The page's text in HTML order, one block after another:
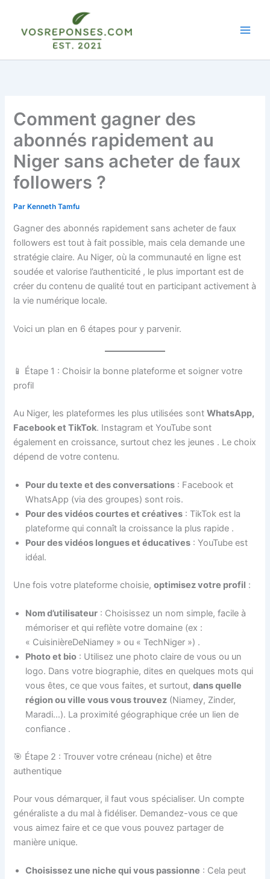
contenu
Comment gagner des
abonnés rapidement au
Niger sans acheter de faux
followers ?
Par Kenneth Tamfu
Gagner des abonnés rapidement sans acheter de faux
followers est tout à fait possible, mais cela demande une
stratégie claire. Au Niger, où la communauté en ligne est
soudée et valorise l’authenticité , le plus important est de
créer du contenu de qualité tout en participant activement à
la vie numérique locale.
Voici un plan en 6 étapes pour y parvenir.
📱 Étape 1 : Choisir la bonne plateforme et soigner votre
profil
Au Niger, les plateformes les plus utilisées sontWhatsApp,
Facebook et TikTok. Instagram et YouTube sont
également en croissance, surtout chez les jeunes . Le choix
dépend de votre contenu.
Pour du texte et des conversations : Facebook et
WhatsApp (via des groupes) sont rois.
Pour des vidéos courtes et créatives : TikTok est la
plateforme qui connaît la croissance la plus rapide .
Pour des vidéos longues et éducatives : YouTube est
idéal.
Une fois votre plateforme choisie,optimisez votre profil :
Nom d’utilisateur : Choisissez un nom simple, facile à
mémoriser et qui reflète votre domaine (ex :
« CuisinièreDeNiamey » ou « TechNiger ») .
Photo et bio : Utilisez une photo claire de vous ou un
logo. Dans votre biographie, dites en quelques mots qui
vous êtes, ce que vous faites, et surtout,dans quelle
région ou ville vous vous trouvez (Niamey, Zinder,
Maradi…). La proximité géographique crée un lien de
confiance .
🎯 Étape 2 : Trouver votre créneau (niche) et être
authentique
Pour vous démarquer, il faut vous spécialiser. Un compte
généraliste a du mal à fidéliser. Demandez-vous ce que
vous aimez faire et ce que vous pouvez partager de
manière unique.
Choisissez une niche qui vous passionne : Cela peut